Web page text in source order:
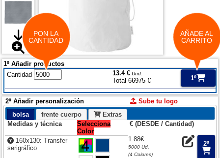
1º Añadir productos
Cantidad
13.4 €Und.
Total 66975 € 1º
2º Añadir personalización
Sube tu logo
bolsa
frente cuerpo
Extras
Medidas y técnica
Selecciona
Color
€ (DESDE / Cantidad)
160x130: Transfer
serigráfico
1.88€
5000 Ud.
(4 Colores)
2º
PON LA
CANTIDAD
AÑADE AL
CARRITO